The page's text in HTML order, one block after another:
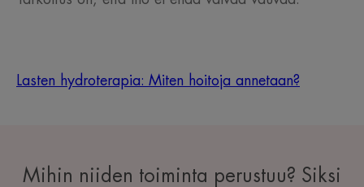
Lasten hydroterapia: Miten hoitoja annetaan?
Mihin niiden toiminta perustuu? Siksi